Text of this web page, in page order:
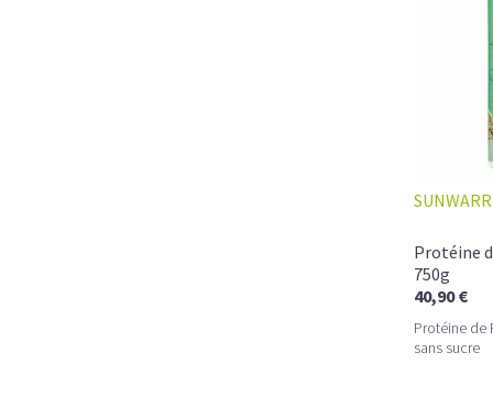
Protéine
750g
40,90 €
Protéine de
sans sucre